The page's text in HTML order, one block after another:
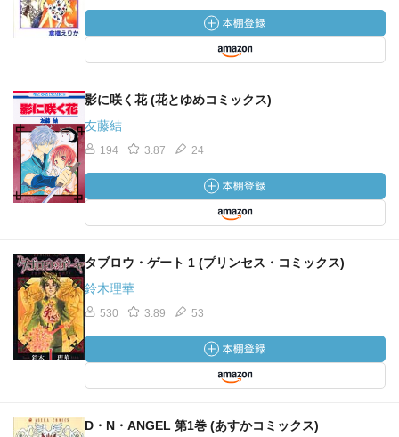
影に咲く花 (花とゆめコミックス)
友藤結
194 3.87 24
タブロウ・ゲート 1 (プリンセス・コミックス)
鈴木理華
530 3.89 53
D・N・ANGEL 第1巻 (あすかコミックス)